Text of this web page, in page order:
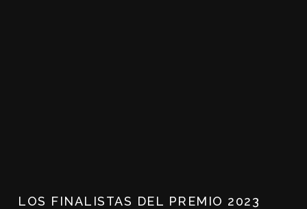
LOS FINALISTAS DEL PREMIO 2023